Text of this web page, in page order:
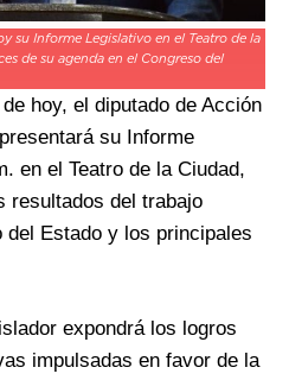
su Informe Legislativo en el Teatro de la
de su agenda en el Congreso del
hoy, el diputado de Acción
su Informe
en el Teatro de la Ciudad,
resultados del trabajo
del Estado y los principales
expondrá los logros
impulsadas en favor de la